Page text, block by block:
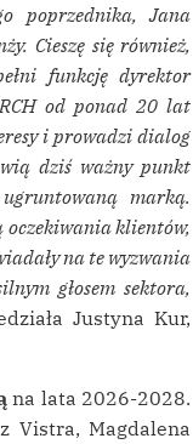
poprzednika, Jana
Cieszę się również,
funkcję dyrektor
od ponad 20 lat
i prowadzi dialog
dziś ważny punkt
marką.
oczekiwania klientów,
na te wyzwania
głosem sektora,
Justyna Kur,
na lata 2026-2028.
Vistra, Magdalena